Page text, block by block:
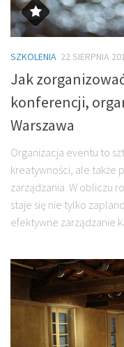
SZKOLENIA 22 SIERPNIA
Jak
konferencji,
Warszawa
Organizacja eventu to
kreatywności, ale także
zarządzania. W obliczu
staje się nie tylko
efektywne zarządzanie